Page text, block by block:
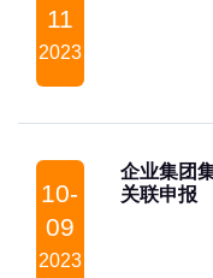
11
2023
10-
09
2023
企业集团
关联申报